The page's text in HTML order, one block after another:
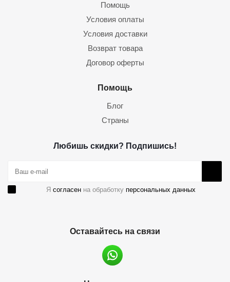
Помощь
Условия оплаты
Условия доставки
Возврат товара
Договор оферты
Помощь
Блог
Страны
Любишь скидки? Подпишись!
Я согласен на обработку персональных данных
Оставайтесь на связи